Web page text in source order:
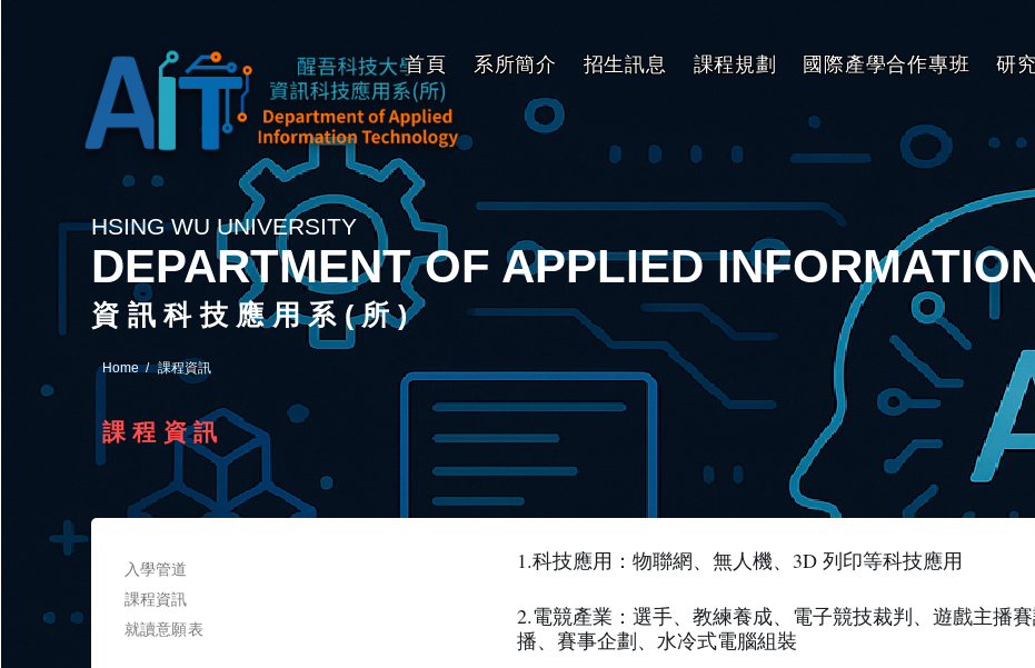
首頁 系所簡介 招生訊息 課程規劃 國際產學合作專班 研
HSING WU UNIVERSITY
DEPARTMENT OF APPLIED
資訊科技應用系(所)
Home 課程資訊
課程資訊
入學管道
課程資訊
就讀意願表
1.科技應用：物聯網、無人機、3D 列印等科技應用
2.電競產業：選手、教練養成、電子競技裁判、遊戲主播
播、賽事企劃、水冷式電腦組裝